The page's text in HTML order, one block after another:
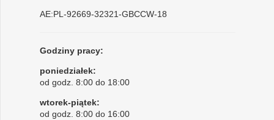
AE:PL-92669-32321-GBCCW-18
Godziny pracy:
poniedziałek:
od godz. 8:00 do 18:00
wtorek-piątek:
od godz. 8:00 do 16:00